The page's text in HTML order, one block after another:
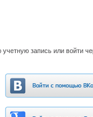
запись или войти